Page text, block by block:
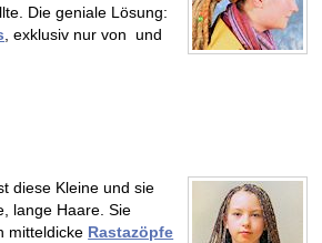
Die geniale Lösung:
, exklusiv nur von und
diese Kleine und sie
lange Haare. Sie
mitteldicke Rastazöpfe